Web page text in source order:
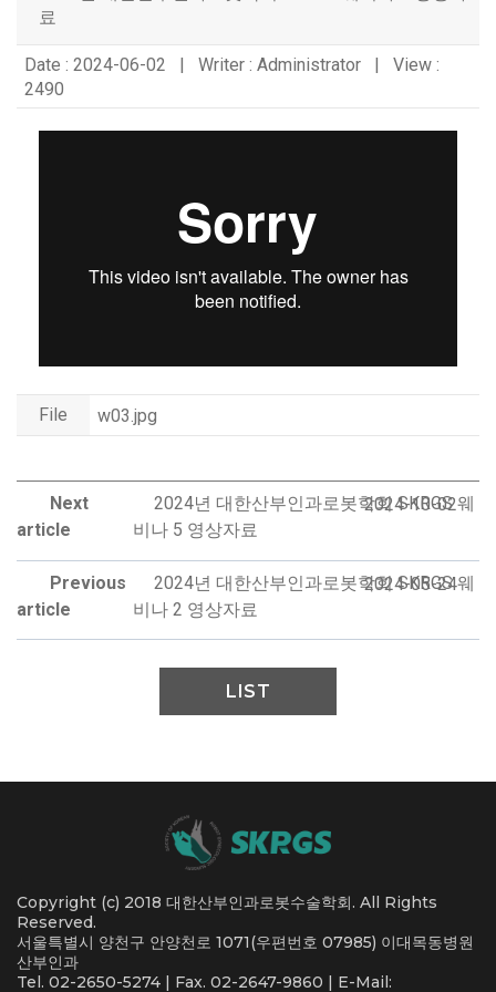
료
Date : 2024-06-02 | Writer : Administrator | View :
2490
File w03.jpg
Next
article
2024년 대한산부인과로봇학회 SKRGS 웨
비나 5 영상자료
2024-10-02
Previous
article
2024년 대한산부인과로봇학회 SKRGS 웨
비나 2 영상자료
2024-05-24
LIST
Copyright (c) 2018 대한산부인과로봇수술학회. All Rights
Reserved.
서울특별시 양천구 안양천로 1071(우편번호 07985) 이대목동병원
산부인과
Tel. 02-2650-5274 | Fax. 02-2647-9860 | E-Mail: